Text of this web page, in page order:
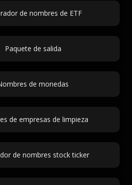
de nombres de ETF
Paquete de salida
de monedas
de empresas de limpieza
de nombres stock ticker